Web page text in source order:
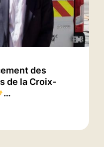
des
de la Croix-
…